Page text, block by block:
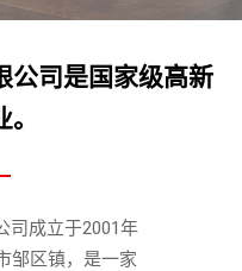
公司是国家级高新
司成立于2001年
邹区镇，是一家